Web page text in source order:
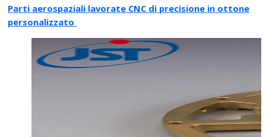
Parti aerospaziali lavorate CNC di precisione in ottone
personalizzato